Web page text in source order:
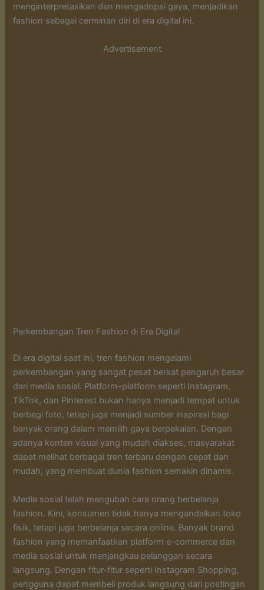
menginterpretasikan dan mengadopsi gaya, menjadikan
fashion sebagai cerminan diri di era digital ini.
Advertisement
Perkembangan Tren Fashion di Era Digital
Di era digital saat ini, tren fashion mengalami
perkembangan yang sangat pesat berkat pengaruh besar
dari media sosial. Platform-platform seperti Instagram,
TikTok, dan Pinterest bukan hanya menjadi tempat untuk
berbagi foto, tetapi juga menjadi sumber inspirasi bagi
banyak orang dalam memilih gaya berpakaian. Dengan
adanya konten visual yang mudah diakses, masyarakat
dapat melihat berbagai tren terbaru dengan cepat dan
mudah, yang membuat dunia fashion semakin dinamis.
Media sosial telah mengubah cara orang berbelanja
fashion. Kini, konsumen tidak hanya mengandalkan toko
fisik, tetapi juga berbelanja secara online. Banyak brand
fashion yang memanfaatkan platform e-commerce dan
media sosial untuk menjangkau pelanggan secara
langsung. Dengan fitur-fitur seperti Instagram Shopping,
pengguna dapat membeli produk langsung dari postingan